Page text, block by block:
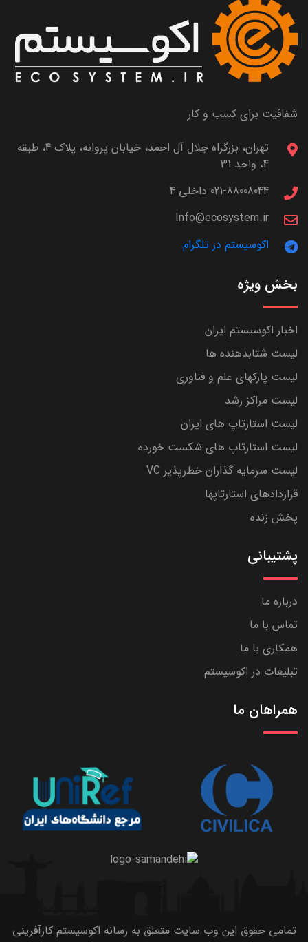
شفافیت برای کسب و کار
تهران، بزرگراه جلال آل احمد، خیابان پروانه، پلاک 4، طبقه
4، واحد 31
021-88008044 داخلی 4
Info@ecosystem.ir
اکوسیستم در تلگرام
بخش ویژه
اخبار اکوسیستم ایران
لیست شتابدهنده ها
لیست پارکهای علم و فناوری
لیست مراکز رشد
لیست استارتاپ های ایران
لیست استارتاپ های شکست خورده
لیست سرمایه گذاران خطرپذیر VC
قراردادهای استارتاپها
پخش زنده
پشتیبانی
درباره ما
تماس با ما
همکاری با ما
تبلیغات در اکوسیستم
همراهان ما
تمامی حقوق این وب سایت متعلق به رسانه اکوسیستم کارآفرینی